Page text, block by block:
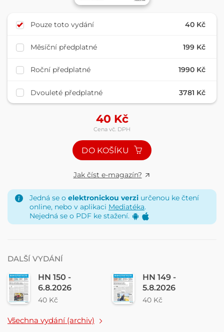
Pouze toto vydání 40 Kč
Měsíční předplatné 199 Kč
Roční předplatné 1990 Kč
Dvouleté předplatné 3781 Kč
40 Kč
Cena vč. DPH
DO KOŠÍKU
Jak číst e-magazín?
Jedná se o elektronickou verzi určenou ke čtení
online, nebo v aplikaci Mediatéka.
Nejedná se o PDF ke stažení.
DALŠÍ VYDÁNÍ
HN 150 -
6.8.2026
40 Kč
HN 149 -
5.8.2026
40 Kč
Všechna vydání (archiv)